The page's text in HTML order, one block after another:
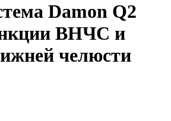
Damon Q2
ВНЧС и
челюсти